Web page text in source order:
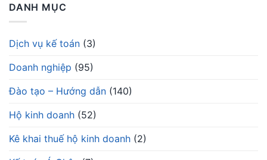
DANH MỤC
Dịch vụ kế toán (3)
Doanh nghiệp (95)
Đào tạo – Hướng dẫn (140)
Hộ kinh doanh (52)
Kê khai thuế hộ kinh doanh (2)